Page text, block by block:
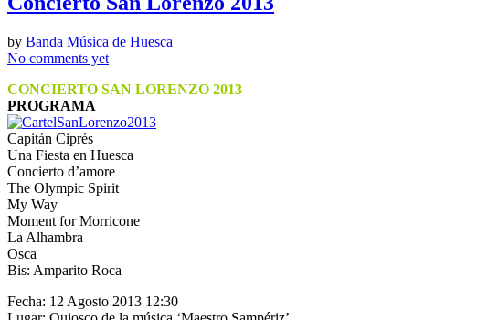
by Banda Música de Huesca
No comments yet
CONCIERTO SAN LORENZO 2013
PROGRAMA
Capitán Ciprés
Una Fiesta en Huesca
Concierto d’amore
The Olympic Spirit
My Way
Moment for Morricone
La Alhambra
Osca
Bis: Amparito Roca
Fecha: 12 Agosto 2013 12:30